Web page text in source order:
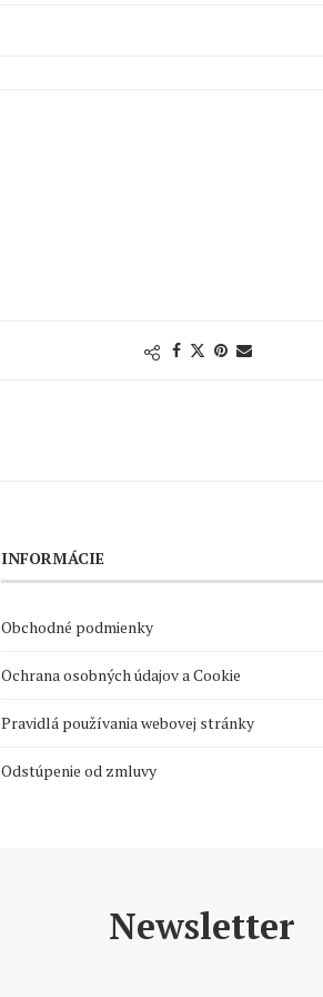
INFORMÁCIE
Obchodné podmienky
Ochrana osobných údajov a Cookie
Pravidlá používania webovej stránky
Odstúpenie od zmluvy
Newsletter